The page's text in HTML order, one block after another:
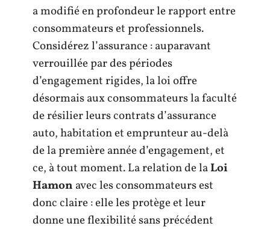
a modifié en profondeur le rapport entre
consommateurs et professionnels.
Considérez l’assurance : auparavant
verrouillée par des périodes
d’engagement rigides, la loi offre
désormais aux consommateurs la faculté
de résilier leurs contrats d’assurance
auto, habitation et emprunteur au-delà
de la première année d’engagement, et
ce, à tout moment. La relation de laLoi
Hamon avec les consommateurs est
donc claire : elle les protège et leur
donne une flexibilité sans précédent